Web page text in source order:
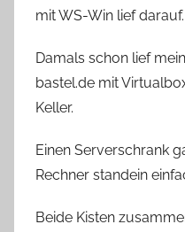
mit WS-Win lief darauf.
Damals schon lief
bastel.de mit
Keller.
Einen Serverschrank
Rechner standein
Beide Kisten